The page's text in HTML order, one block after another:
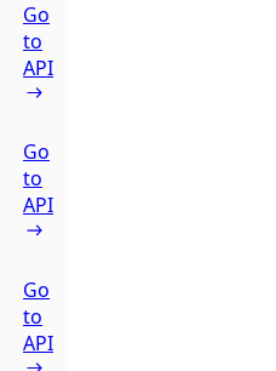
Go
to
API
Go
to
API
Go
to
API